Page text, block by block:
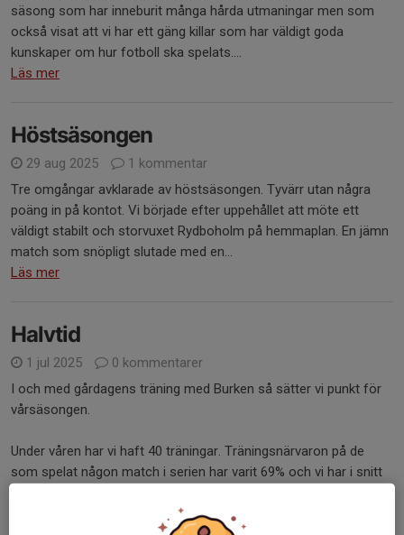
säsong som har inneburit många hårda utmaningar men som
också visat att vi har ett gäng killar som har väldigt goda
kunskaper om hur fotboll ska spelats....
Läs mer
Höstsäsongen
29 aug 2025
1 kommentar
Tre omgångar avklarade av höstsäsongen. Tyvärr utan några
poäng in på kontot. Vi började efter uppehållet att möte ett
väldigt stabilt och storvuxet Rydboholm på hemmaplan. En jämn
match som snöpligt slutade med en...
Läs mer
Halvtid
1 jul 2025
0 kommentarer
I och med gårdagens träning med Burken så sätter vi punkt för
vårsäsongen.
Under våren har vi haft 40 träningar. Träningsnärvaron på de
som spelat någon match i serien har varit 69% och vi har i snitt